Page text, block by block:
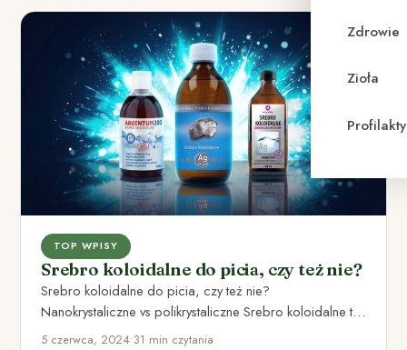
Zdrowie
Zioła
TOP WPISY
Srebro koloidalne do picia, czy też nie?
Srebro koloidalne do picia, czy też nie?
Nanokrystaliczne vs polikrystaliczne Srebro koloidalne to
produkt stworzony przez zawieszenie niewielkich…
5 czerwca, 2024•31 min czytania